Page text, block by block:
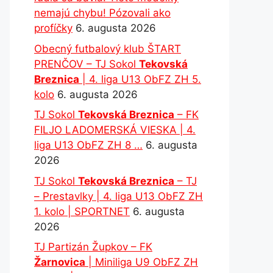
nemajú chybu! Pózovali ako
profíčky 6. augusta 2026
Obecný futbalový klub ŠTART
PRENČOV – TJ Sokol Tekovská
Breznica | 4. liga U13 ObFZ ZH 5.
kolo 6. augusta 2026
TJ Sokol Tekovská Breznica – FK
FILJO LADOMERSKÁ VIESKA | 4.
liga U13 ObFZ ZH 8 … 6. augusta
2026
TJ Sokol Tekovská Breznica – TJ
– Prestavlky | 4. liga U13 ObFZ ZH
1. kolo | SPORTNET 6. augusta
2026
TJ Partizán Župkov – FK
Žarnovica | Miniliga U9 ObFZ ZH